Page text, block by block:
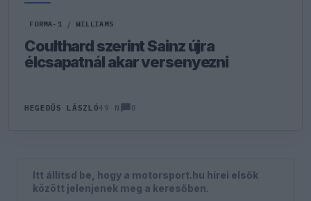
FORMA-1 / WILLIAMS
Coulthard szerint Sainz újra
élcsapatnál akar versenyezni
HEGEDŰS LÁSZLÓ49 N 0
Itt állítsd be, hogy a motorsport.hu hírei elsők
között jelenjenek meg a keresőben.